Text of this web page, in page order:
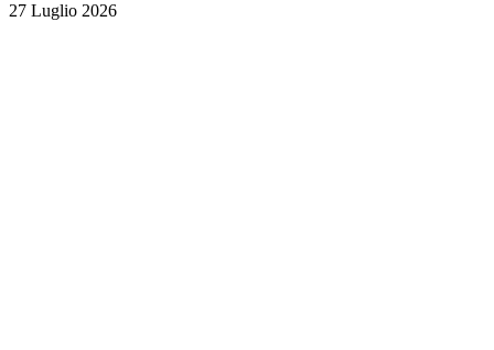
27 Luglio 2026